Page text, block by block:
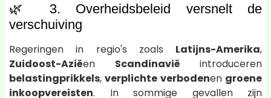
🌿 3. Overheidsbeleid versnelt de
verschuiving
Regeringen in regio's zoals Latijns-Amerika,
Zuidoost-Aziëen Scandinavië introduceren
belastingprikkels,verplichte verbodenen groene
inkoopvereisten. In sommige gevallen zijn